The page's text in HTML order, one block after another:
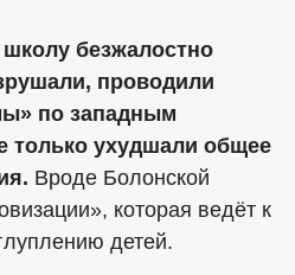
безжалостно
проводили
по западным
только ухудшали общее
Вроде Болонской
которая ведёт к
детей.